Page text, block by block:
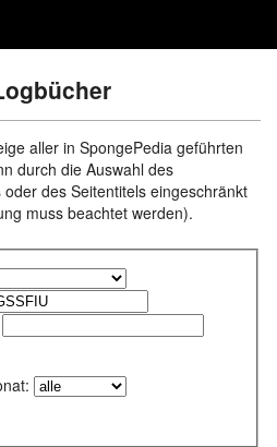
aller in SpongePedia geführten
durch die Auswahl des
des Seitentitels eingeschränkt
muss beachtet werden).